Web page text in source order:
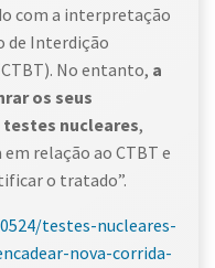
com a interpretação
de Interdição
No entanto, a
os seus
nucleares,
relação ao CTBT e
o tratado”.
testes-nucleares-
nova-corrida-